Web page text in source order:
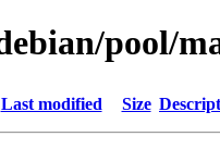
pool/
Last modified Size